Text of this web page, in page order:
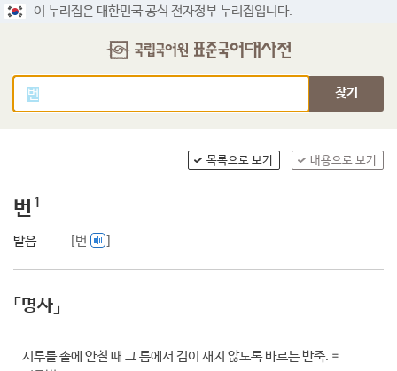
이 누리집은 대한민국 공식 전자정부 누리집입니다.
찾기
목록으로 보기 내용으로 보기
번 1
발음 [번
「명사」
시루를 솥에 안칠 때 그 틈에서 김이 새지 않도록 바르는 반죽. =